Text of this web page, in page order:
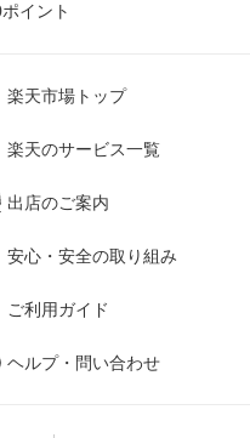
イント
楽天市場トップ
楽天のサービス一覧
出店のご案内
安心・安全の取り組み
ご利用ガイド
ヘルプ・問い合わせ